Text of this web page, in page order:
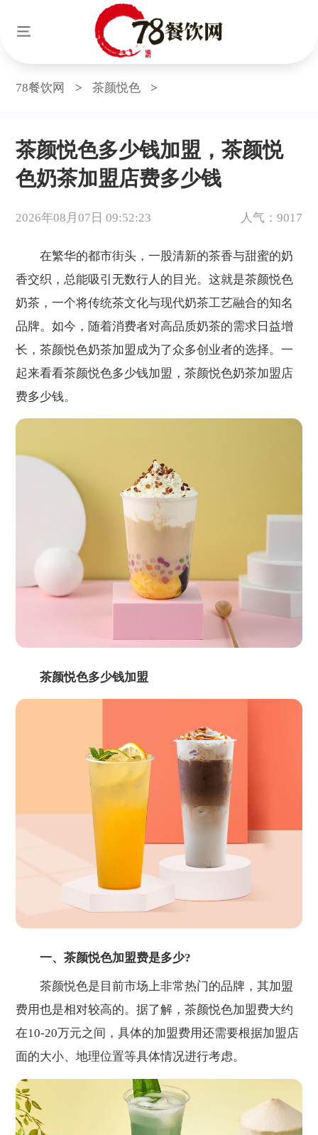
78餐饮网 > 茶颜悦色 >
茶颜悦色多少钱加盟，茶颜悦
色奶茶加盟店费多少钱
2026年08月07日 09:52:23 人气：9017
在繁华的都市街头，一股清新的茶香与甜蜜的奶
香交织，总能吸引无数行人的目光。这就是茶颜悦色
奶茶，一个将传统茶文化与现代奶茶工艺融合的知名
品牌。如今，随着消费者对高品质奶茶的需求日益增
长，茶颜悦色奶茶加盟成为了众多创业者的选择。一
起来看看茶颜悦色多少钱加盟，茶颜悦色奶茶加盟店
费多少钱。
茶颜悦色多少钱加盟
一、茶颜悦色加盟费是多少?
茶颜悦色是目前市场上非常热门的品牌，其加盟
费用也是相对较高的。据了解，茶颜悦色加盟费大约
在10-20万元之间，具体的加盟费用还需要根据加盟店
面的大小、地理位置等具体情况进行考虑。